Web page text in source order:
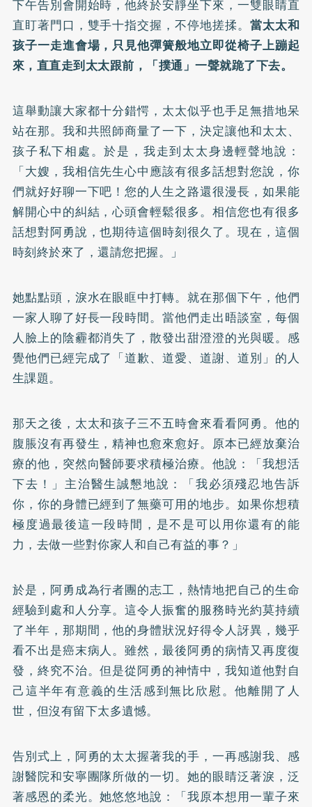
下午告別會開始時，他終於安靜坐下來，一雙眼睛直
直盯著門口，雙手十指交握，不停地搓揉。 當太太和
孩子一走進會場，只見他彈簧般地立即從椅子上蹦起
來，直直走到太太跟前，「撲通」一聲就跪了下去。
這舉動讓大家都十分錯愕，太太似乎也手足無措地呆
站在那。我和共照師商量了一下，決定讓他和太太、
孩子私下相處。於是，我走到太太身邊輕聲地說：
「大嫂，我相信先生心中應該有很多話想對您說，你
們就好好聊一下吧！您的人生之路還很漫長，如果能
解開心中的糾結，心頭會輕鬆很多。相信您也有很多
話想對阿勇說，也期待這個時刻很久了。現在，這個
時刻終於來了，還請您把握。」
她點點頭，淚水在眼眶中打轉。就在那個下午，他們
一家人聊了好長一段時間。當他們走出晤談室，每個
人臉上的陰霾都消失了，散發出甜澄澄的光與暖。感
覺他們已經完成了「道歉、道愛、道謝、道別」的人
生課題。
那天之後，太太和孩子三不五時會來看看阿勇。他的
腹脹沒有再發生，精神也愈來愈好。原本已經放棄治
療的他，突然向醫師要求積極治療。他說：「我想活
下去！」主治醫生誠懇地說：「我必須殘忍地告訴
你，你的身體已經到了無藥可用的地步。如果你想積
極度過最後這一段時間，是不是可以用你還有的能
力，去做一些對你家人和自己有益的事？」
於是，阿勇成為行者團的志工，熱情地把自己的生命
經驗到處和人分享。這令人振奮的服務時光約莫持續
了半年，那期間，他的身體狀況好得令人訝異，幾乎
看不出是癌末病人。雖然，最後阿勇的病情又再度復
發，終究不治。但是從阿勇的神情中，我知道他對自
己這半年有意義的生活感到無比欣慰。他離開了人
世，但沒有留下太多遺憾。
告別式上，阿勇的太太握著我的手，一再感謝我、感
謝醫院和安寧團隊所做的一切。她的眼睛泛著淚，泛
著感恩的柔光。她悠悠地說：「我原本想用一輩子來